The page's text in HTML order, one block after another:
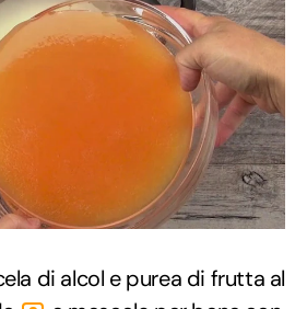
di alcol e purea di frutta al